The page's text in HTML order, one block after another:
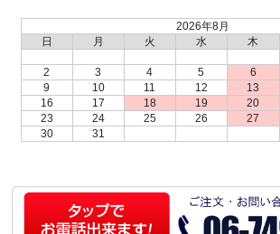
2026年8月
日
月 火 水 木
2
3 4 5 6
9
10 11 12 13
16
17 18 19 20
23
24 25 26 27
30
31